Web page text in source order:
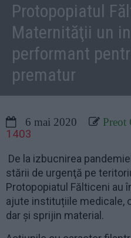
Protopopiatul
Maternităţii un
performant
prematur
6 mai 2020 Preot
1403
De la izbucnirea
stării de urgenţă pe
Protopopiatul Fălticeni au
ajute instituțiile medicale,
dar și sprijin material.